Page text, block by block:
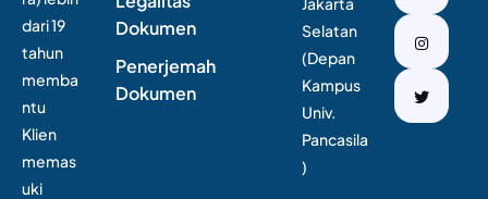
dari 19
tahun
memba
ntu
Klien
memas
uki
Dokumen
Penerjemah
Dokumen
Selatan
(Depan
Kampus
Univ.
Pancasila
)